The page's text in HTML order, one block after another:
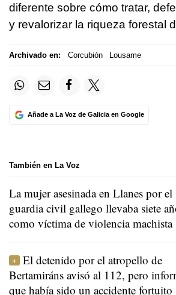
diferente sobre cómo tratar,
y revalorizar la riqueza forestal
Archivado en: Corcubión Lousame
Añade a La Voz de Galicia en Google
También en La Voz
La mujer asesinada en Llanes por el
guardia civil gallego llevaba siete
como víctima de violencia machista
El detenido por el atropello de
Bertamiráns avisó al 112, pero
que había sido un accidente fortuito